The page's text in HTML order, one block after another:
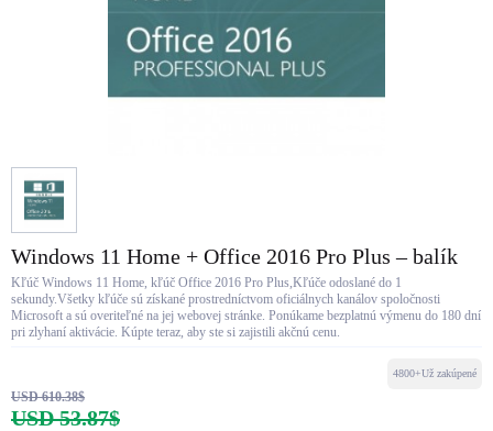
Windows 11 Home + Office 2016 Pro Plus – balík
Kľúč Windows 11 Home, kľúč Office 2016 Pro Plus,Kľúče odoslané do 1
sekundy.Všetky kľúče sú získané prostredníctvom oficiálnych kanálov spoločnosti
Microsoft a sú overiteľné na jej webovej stránke. Ponúkame bezplatnú výmenu do 180 dní
pri zlyhaní aktivácie. Kúpte teraz, aby ste si zajistili akčnú cenu.
USD 610.38$
USD 53.87$
4800+Už zakúpené